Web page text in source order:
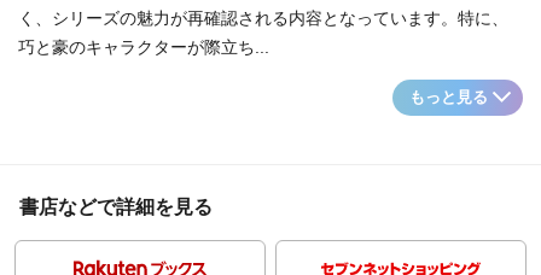
く、シリーズの魅力が再確認される内容となっています。特に、
巧と豪のキャラクターが際立ち...
もっと見る
書店などで詳細を見る